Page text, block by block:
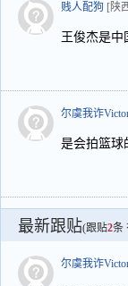
贱人配狗 [陕
王俊杰是中
尔虞我诈
是会拍篮球
最新跟贴(跟贴2条
尔虞我诈